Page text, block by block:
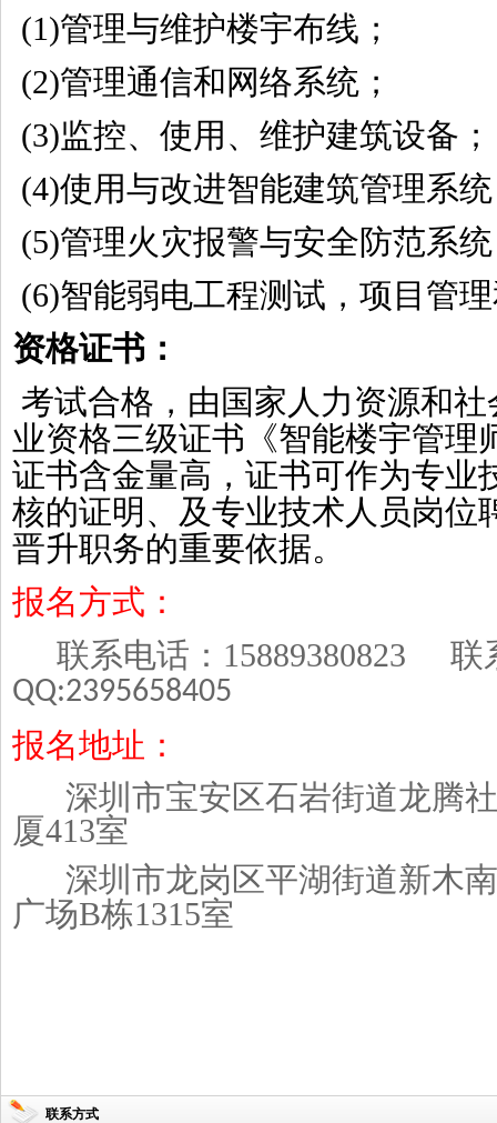
(1)管理与维护楼宇布线；
(2)管理通信和网络系统；
(3)监控、使用、维护建筑设备；
(4)使用与改进智能建筑管理系
(5)管理火灾报警与安全防范系
(6)智能弱电工程测试，项目管
资格证书：
考试合格，由国家人力资源和
业资格三级证书 《智能楼宇管理
证书含金量高， 证书可作为专业
核的证明、及专业技术人员岗位
晋升职务的重要依据。
报名方式：
联系电话： 15889380823
QQ:2395658405
报名地址：
深圳市宝安区石岩街道龙腾
厦413室
深圳市龙岗区平湖街道新木
广场B栋1315室
联系方式